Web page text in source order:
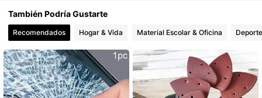
331 Seguidores
4,84 331 Seguidores
4,84 331 Seguidores
4,84 331 Seguidores
4,84 331 Seguidores
También Podría Gustarte
Recomendados Hogar & Vida Material Escolar & Oficina